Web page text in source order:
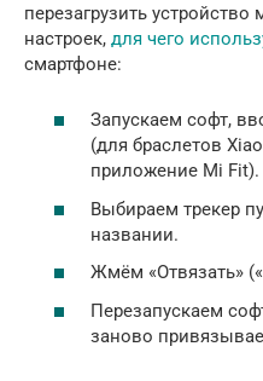
перезагрузить
настроек, для чего
смартфоне:
Запускаем софт,
(для браслетов
приложение Mi Fit).
Выбираем трекер
названии.
Жмём «Отвязать»
Перезапускаем
заново